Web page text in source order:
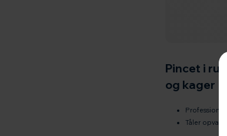
Pincet i
og kager
Tåler